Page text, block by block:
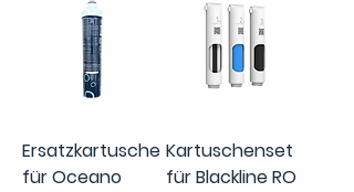
Ersatzkartusche
für Oceano
Kartuschenset
für Blackline RO